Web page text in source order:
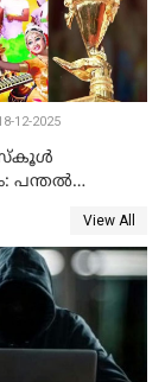
12-2025
സ്കൂൾ
പന്തൽ
View All